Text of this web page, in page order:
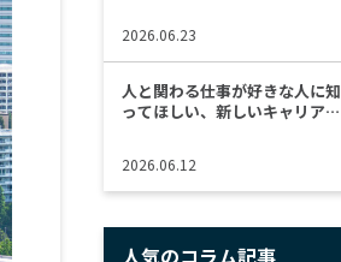
2026.06.23
人と関わる仕事が好きな人に知
ってほしい、新しいキャリアの
2026.06.12
人気のコラム記事